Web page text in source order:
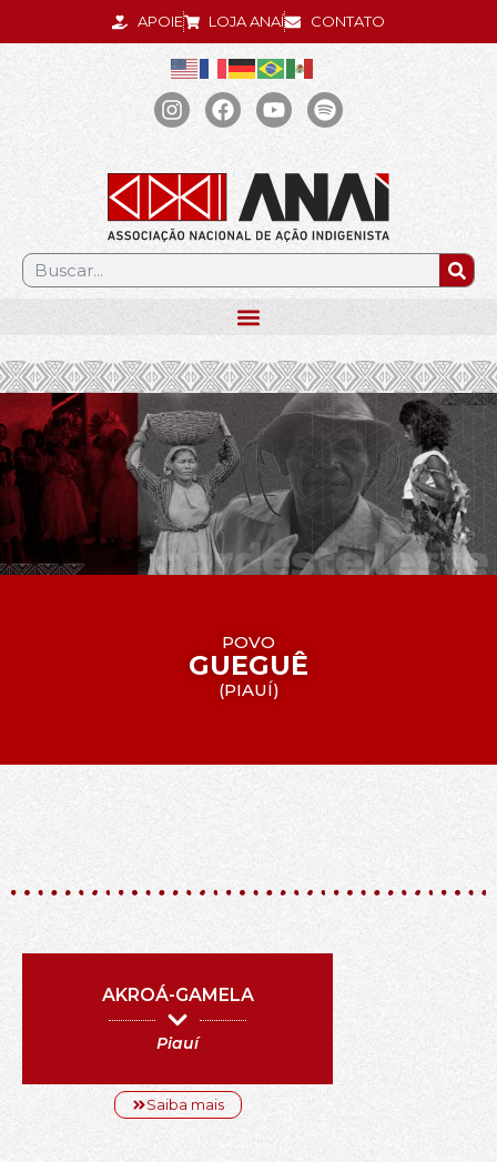
APOIE LOJA ANAÍ CONTATO
.
POVO
GUEGUÊ
(PIAUÍ)
AKROÁ-GAMELA
Piauí
Saiba mais